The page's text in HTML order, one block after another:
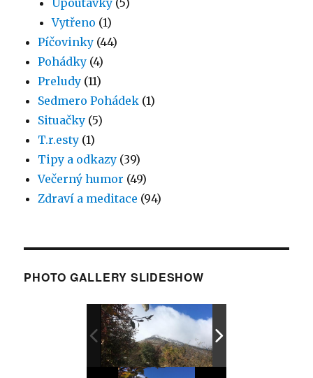
Upoutávky (5)
Vytřeno (1)
Píčovinky (44)
Pohádky (4)
Preludy (11)
Sedmero Pohádek (1)
Situačky (5)
T.r.esty (1)
Tipy a odkazy (39)
Večerný humor (49)
Zdraví a meditace (94)
PHOTO GALLERY SLIDESHOW